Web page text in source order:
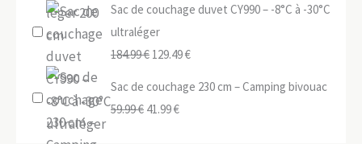
était :
actuel
Sac de couchage duvet CY990 – -8°C à -30°C
ultraléger
184.99€ Le
129.49€Le
Sac de couchage 230 cm – Camping bivouac
59.99€ Le
41.99€Le